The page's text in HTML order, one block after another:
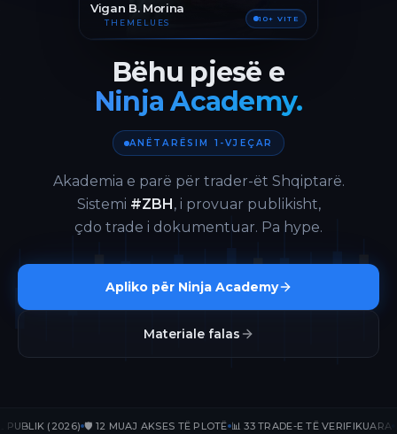
Vigan B. Morina
THEMELUES 10+ VITE
Bëhu pjesë e
Ninja Academy.
ANËTARËSIM 1-VJEÇAR
Akademia e parë për trader-ët Shqiptarë.
Sistemi #ZBH, i provuar publikisht,
çdo trade i dokumentuar. Pa hype.
Apliko për Ninja Academy
Materiale falas
(2026) 🛡️ 12 MUAJ AKSES TË PLOTË 📊 33 TRADE-E TË VERIFIKUARA 📈